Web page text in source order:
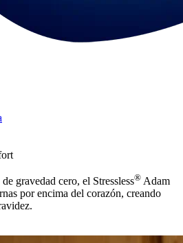
gravedad cero, el Stressless® Adam
por encima del corazón, creando